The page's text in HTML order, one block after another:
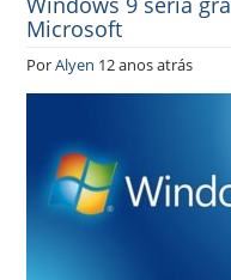
Microsoft
PorAlyen 12 anos atrás